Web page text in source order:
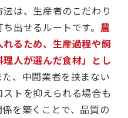
は、生産者のこだわり
出せるルートです。 農
るため、生産過程や飼
人が選んだ食材」とし
、中間業者を挟まない
トを抑えられる場合も
を築くことで、品質の